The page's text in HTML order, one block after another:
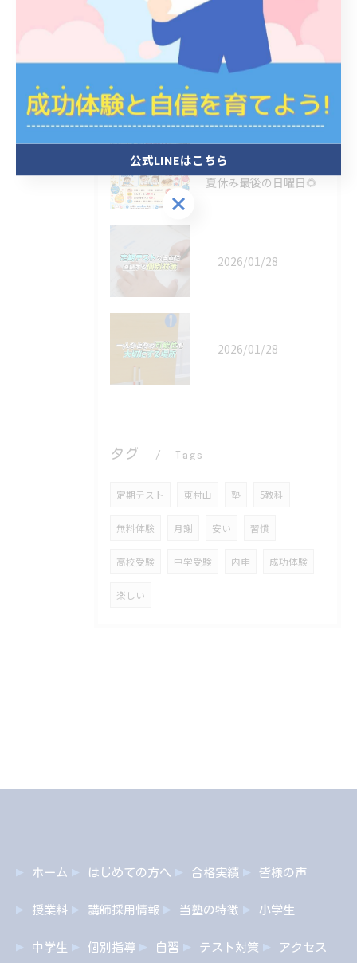
テスト対策
最近の投稿 Recent Posts
2026/08/03
夏休み最後の日曜日🌻
2026/01/28
2026/01/28
タグ Tags
定期テスト 東村山 塾 5教科
無料体験 月謝 安い 習慣
高校受験 中学受験 内申 成功体験
楽しい
ホーム はじめての方へ 合格実績 皆様の声
授業料 講師採用情報 当塾の特徴 小学生
中学生 個別指導 自習 テスト対策 アクセス
公式LINEはこちら
公式LINEはこちら